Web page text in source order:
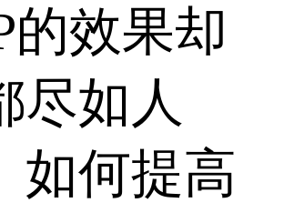
的效果却
尽如人
如何提高